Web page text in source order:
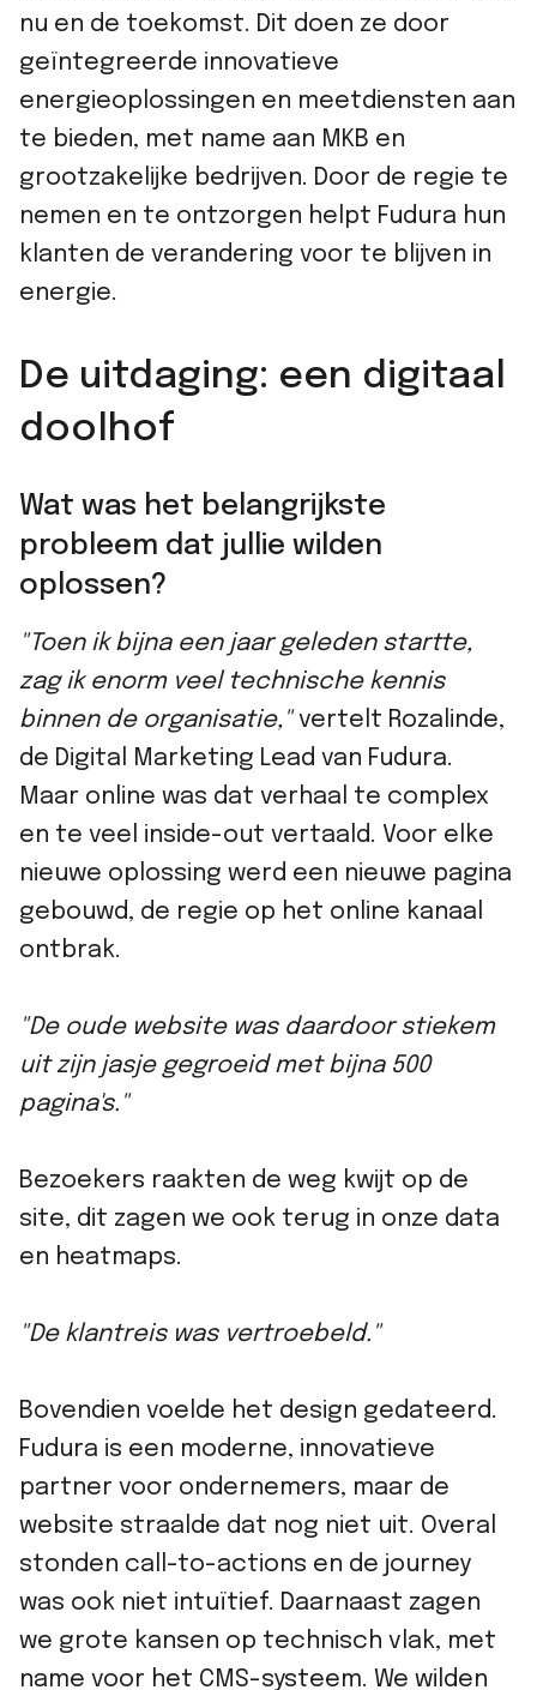
nu en de toekomst. Dit doen ze door
geïntegreerde innovatieve
energieoplossingen en meetdiensten aan
te bieden, met name aan MKB en
grootzakelijke bedrijven. Door de regie te
nemen en te ontzorgen helpt Fudura hun
klanten de verandering voor te blijven in
energie.
De uitdaging: een digitaal
doolhof
Wat was het belangrijkste
probleem dat jullie wilden
oplossen?
"Toen ik bijna een jaar geleden startte,
zag ik enorm veel technische kennis
binnen de organisatie,"vertelt Rozalinde,
de Digital Marketing Lead van Fudura.
Maar online was dat verhaal te complex
en te veel inside-out vertaald. Voor elke
nieuwe oplossing werd een nieuwe pagina
gebouwd, de regie op het online kanaal
ontbrak.
"De oude website was daardoor stiekem
uit zijn jasje gegroeid met bijna 500
pagina's."
Bezoekers raakten de weg kwijt op de
site, dit zagen we ook terug in onze data
en heatmaps.
"De klantreis was vertroebeld."
Bovendien voelde het design gedateerd.
Fudura is een moderne, innovatieve
partner voor ondernemers, maar de
website straalde dat nog niet uit. Overal
stonden call-to-actions en de journey
was ook niet intuïtief. Daarnaast zagen
we grote kansen op technisch vlak, met
name voor het CMS-systeem. We wilden